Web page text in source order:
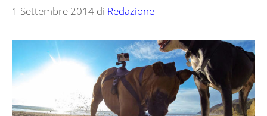
1 Settembre 2014 di Redazione